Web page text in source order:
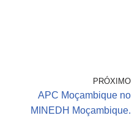
PRÓXIMO
APC Moçambique no
MINEDH Moçambique.